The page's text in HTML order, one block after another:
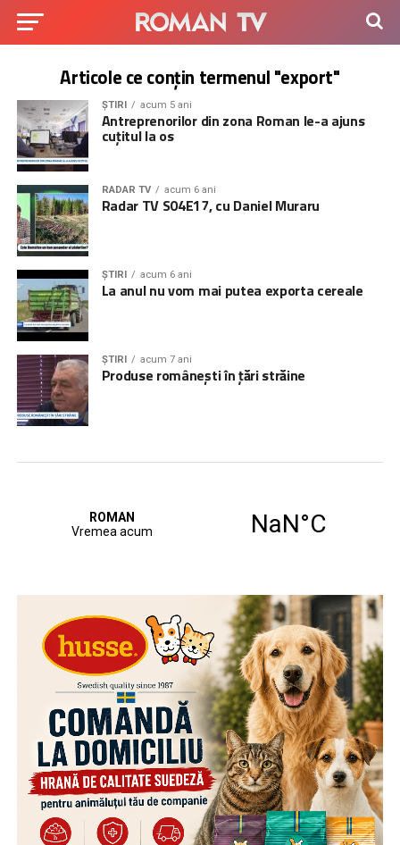
Articole ce conțin termenul "export"
ȘTIRI acum 5 ani
Antreprenorilor din zona Roman le-a ajuns
cuțitul la os
RADAR TV acum 6 ani
Radar TV S04E17, cu Daniel Muraru
ȘTIRI acum 6 ani
La anul nu vom mai putea exporta cereale
ȘTIRI acum 7 ani
Produse românești în țări străine